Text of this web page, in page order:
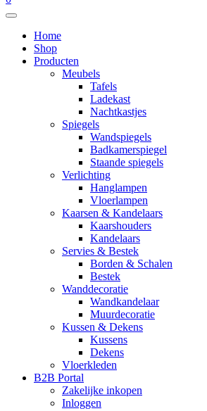
Home
Shop
Producten
Meubels
Tafels
Ladekast
Nachtkastjes
Spiegels
Wandspiegels
Badkamerspiegel
Staande spiegels
Verlichting
Hanglampen
Vloerlampen
Kaarsen & Kandelaars
Kaarshouders
Kandelaars
Servies & Bestek
Borden & Schalen
Bestek
Wanddecoratie
Wandkandelaar
Muurdecoratie
Kussen & Dekens
Kussens
Dekens
Vloerkleden
B2B Portal
Zakelijke inkopen
Inloggen